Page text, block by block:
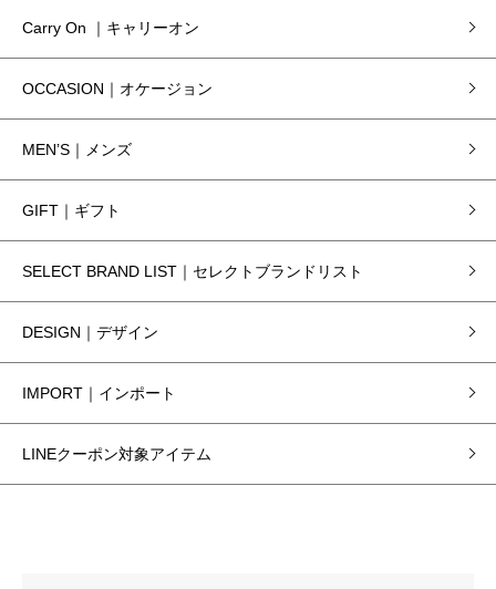
Carry On ｜キャリーオン
OCCASION｜オケージョン
MEN’S｜メンズ
GIFT｜ギフト
SELECT BRAND LIST｜セレクトブランドリスト
DESIGN｜デザイン
IMPORT｜インポート
LINEクーポン対象アイテム